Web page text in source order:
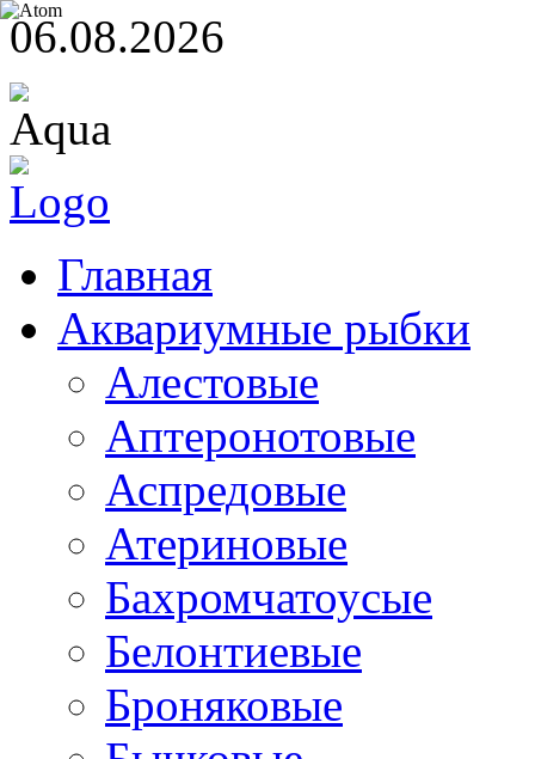
06.08.2026
Главная
Аквариумные рыбки
Алестовые
Аптеронотовые
Аспредовые
Атериновые
Бахромчатоусые
Белонтиевые
Броняковые